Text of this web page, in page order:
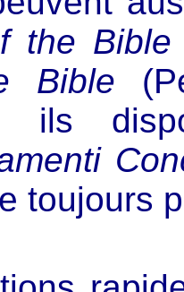
the Bible
Bible
ils
toujours